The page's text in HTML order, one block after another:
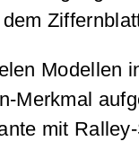
Modellen
Merkmal
mit